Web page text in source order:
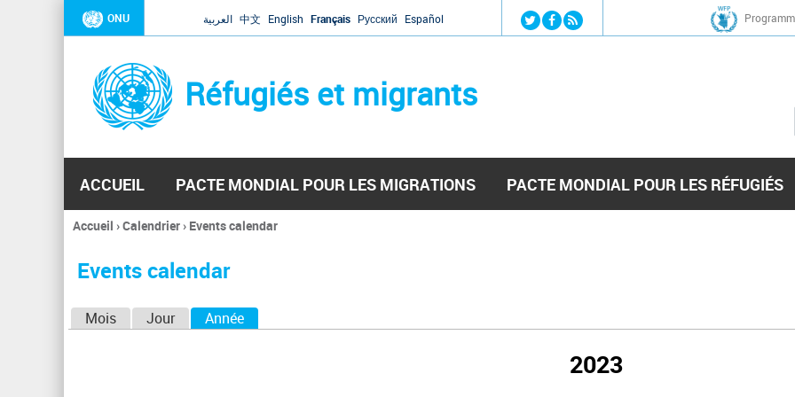
Jump to navigation
ONU العربية 中文 English Français Русский Español
Réfugiés et migrants
ACCUEIL PACTE MONDIAL POUR LES MIGRATIONS PACTE MONDIAL POUR LES RÉFUGIÉS
Vous
ici
Accueil ›Calendrier› Events calendar
Events calendar
Mois Jour Année
2023